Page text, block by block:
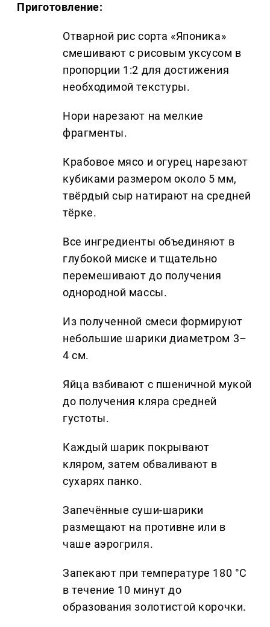
Приготовление:
Отварной рис сорта «Японика»
смешивают с рисовым уксусом в
пропорции 1:2 для достижения
необходимой текстуры.
Нори нарезают на мелкие
фрагменты.
Крабовое мясо и огурец нарезают
кубиками размером около 5 мм,
твёрдый сыр натирают на средней
тёрке.
Все ингредиенты объединяют в
глубокой миске и тщательно
перемешивают до получения
однородной массы.
Из полученной смеси формируют
небольшие шарики диаметром 3–
4 см.
Яйца взбивают с пшеничной мукой
до получения кляра средней
густоты.
Каждый шарик покрывают
кляром, затем обваливают в
сухарях панко.
Запечённые суши-шарики
размещают на противне или в
чаше аэрогриля.
Запекают при температуре 180 °C
в течение 10 минут до
образования золотистой корочки.